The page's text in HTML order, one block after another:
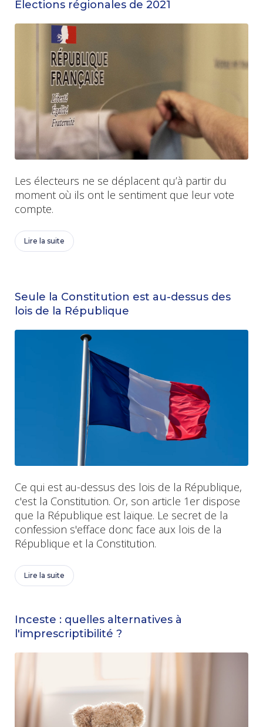
Elections régionales de 2021
Les électeurs ne se déplacent qu’à partir du
moment où ils ont le sentiment que leur vote
compte.
Lire la suite
Seule la Constitution est au-dessus des
lois de la République
Ce qui est au-dessus des lois de la République,
c'est la Constitution. Or, son article 1er dispose
que la République est laïque. Le secret de la
confession s'efface donc face aux lois de la
République et la Constitution.
Lire la suite
Inceste : quelles alternatives à
l'imprescriptibilité ?